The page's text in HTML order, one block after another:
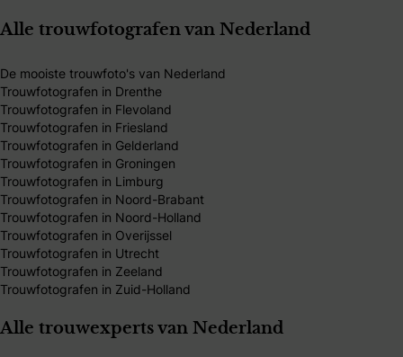
Alle trouwfotografen van Nederland
De mooiste trouwfoto's van Nederland
Trouwfotografen in Drenthe
Trouwfotografen in Flevoland
Trouwfotografen in Friesland
Trouwfotografen in Gelderland
Trouwfotografen in Groningen
Trouwfotografen in Limburg
Trouwfotografen in Noord-Brabant
Trouwfotografen in Noord-Holland
Trouwfotografen in Overijssel
Trouwfotografen in Utrecht
Trouwfotografen in Zeeland
Trouwfotografen in Zuid-Holland
Alle trouwexperts van Nederland